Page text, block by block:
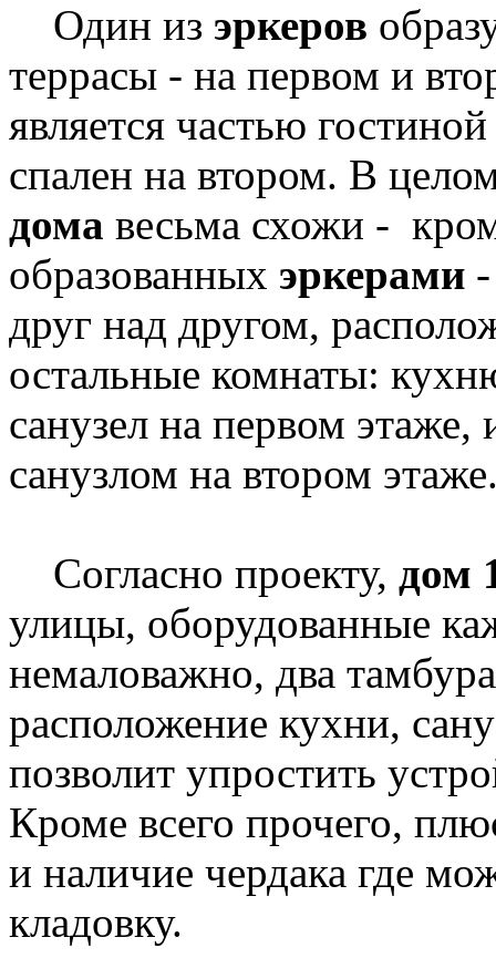
Один из эркеров
террасы - на первом и
является частью
спален на втором. В
дома весьма схожи -
образованных эркерами
друг над другом,
остальные комнаты:
санузел на первом
санузлом на втором
Согласно проекту, дом
улицы, оборудованные
немаловажно, два
расположение кухни,
позволит упростить
Кроме всего прочего,
и наличие чердака где
кладовку.